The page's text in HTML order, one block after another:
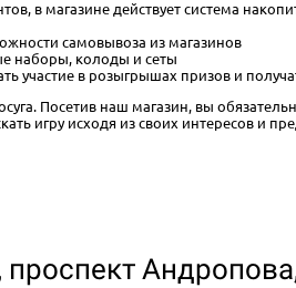
в магазине действует система
самовывоза из магазинов
наборы, колоды и сеты
участие в розыгрышах призов и
Посетив наш магазин, вы
игру исходя из своих интересов и